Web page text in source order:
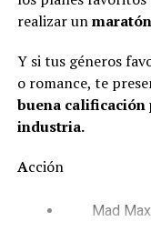
fundamentales de la
historia aparecen
inspirado
Aquí te contamos
Odiseo o Ulises
Es el protagonista
reconocido por su
objetivo es
realizar un
Y si tus géneros
o romance, te
buena calificación
industria.
Acción
Mad Max: